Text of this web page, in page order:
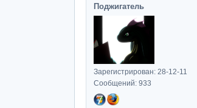
Поджигатель
Зарегистрирован: 28-12-11
Сообщений: 933